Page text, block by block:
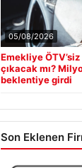
05/08/2026
Emekliye
çıkacak mı?
beklentiye girdi
Son Eklenen